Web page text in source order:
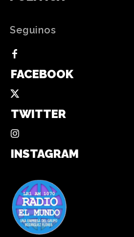
Seguinos
FACEBOOK
TWITTER
INSTAGRAM